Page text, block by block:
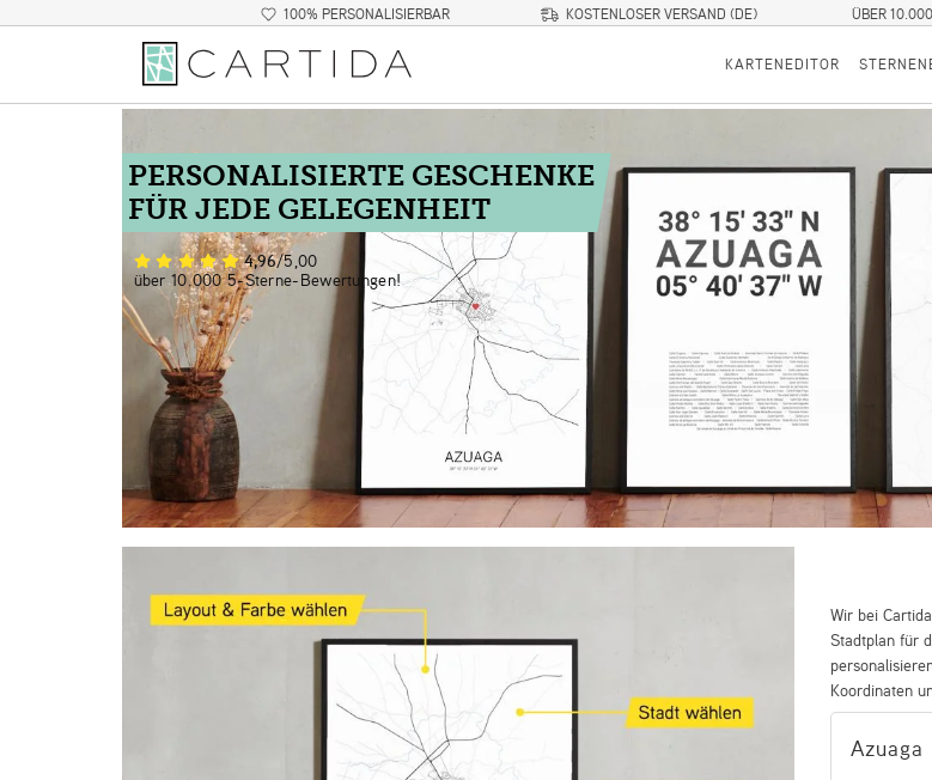
100% PERSONALISIERBAR KOSTENLOSER VERSAND (DE) ÜBER
KARTENEDITOR
PERSONALISIERTE GESCHENKE
FÜR JEDE GELEGENHEIT
4,96/5,00
über 10.000 5-Sterne-Bewertungen!
Wir bei
Stadtplan für
Koordinaten